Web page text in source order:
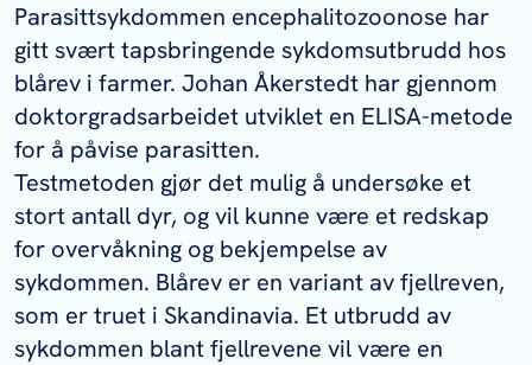
Parasittsykdommen encephalitozoonose har
gitt svært tapsbringende sykdomsutbrudd hos
blårev i farmer. Johan Åkerstedt har gjennom
doktorgradsarbeidet utviklet en ELISA-metode
for å påvise parasitten.
Testmetoden gjør det mulig å undersøke et
stort antall dyr, og vil kunne være et redskap
for overvåkning og bekjempelse av
sykdommen. Blårev er en variant av fjellreven,
som er truet i Skandinavia. Et utbrudd av
sykdommen blant fjellrevene vil være en